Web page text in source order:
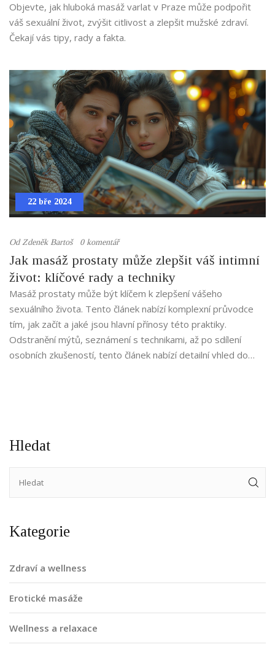
Objevte, jak hluboká masáž varlat v Praze může podpořit
váš sexuální život, zvýšit citlivost a zlepšit mužské zdraví.
Čekají vás tipy, rady a fakta.
22 bře 2024
OdZdeněk Bartoš 0 komentář
Jak masáž prostaty může zlepšit váš intimní
život: klíčové rady a techniky
Masáž prostaty může být klíčem k zlepšení vášeho
sexuálního života. Tento článek nabízí komplexní průvodce
tím, jak začít a jaké jsou hlavní přínosy této praktiky.
Odstranění mýtů, seznámení s technikami, až po sdílení
osobních zkušeností, tento článek nabízí detailní vhled do
Hledat
Kategorie
Zdraví a wellness
Erotické masáže
Wellness a relaxace